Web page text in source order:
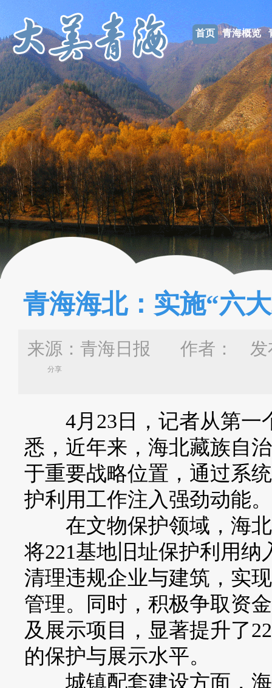
首页 青海概览
青海海北：实施“六
来源：青海日报 作者： 发
分享
4月23日，记者从第一
悉，近年来，海北藏族自
于重要战略位置，通过系
护利用工作注入强劲动能。
在文物保护领域，海北
将221基地旧址保护利用纳
清理违规企业与建筑，实
管理。同时，积极争取资
及展示项目，显著提升了
的保护与展示水平。
城镇配套建设方面，海